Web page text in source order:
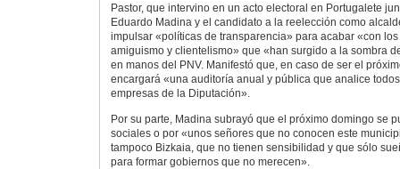
Pastor, que intervino en un acto electoral en Portugalete
Eduardo Madina y el candidato a la reelección como
impulsar «políticas de transparencia» para acabar «con
amiguismo y clientelismo» que «han surgido a la sombra
en manos del PNV. Manifestó que, en caso de ser el
encargará «una auditoría anual y pública que analice
empresas de la Diputación».
Por su parte, Madina subrayó que el próximo domingo se
sociales o por «unos señores que no conocen este
tampoco Bizkaia, que no tienen sensibilidad y que sólo
para formar gobiernos que no merecen».